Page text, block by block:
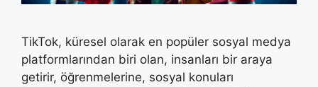
TikTok, küresel olarak en popüler sosyal medya
platformlarından biri olan, insanları bir araya
getirir, öğrenmelerine, sosyal konuları